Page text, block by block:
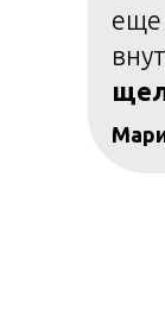
еще